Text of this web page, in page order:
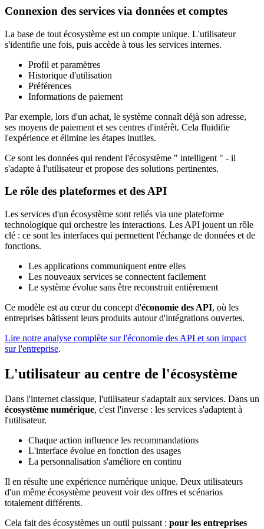
Connexion des services via données et comptes
La base de tout écosystème est un compte unique. L'utilisateur
s'identifie une fois, puis accède à tous les services internes.
Profil et paramètres
Historique d'utilisation
Préférences
Informations de paiement
Par exemple, lors d'un achat, le système connaît déjà son adresse,
ses moyens de paiement et ses centres d'intérêt. Cela fluidifie
l'expérience et élimine les étapes inutiles.
Ce sont les données qui rendent l'écosystème " intelligent " - il
s'adapte à l'utilisateur et propose des solutions pertinentes.
Le rôle des plateformes et des API
Les services d'un écosystème sont reliés via une plateforme
technologique qui orchestre les interactions. Les API jouent un rôle
clé : ce sont les interfaces qui permettent l'échange de données et de
fonctions.
Les applications communiquent entre elles
Les nouveaux services se connectent facilement
Le système évolue sans être reconstruit entièrement
Ce modèle est au cœur du concept d'économie des API, où les
entreprises bâtissent leurs produits autour d'intégrations ouvertes.
Lire notre analyse complète sur l'économie des API et son impact
sur l'entreprise.
L'utilisateur au centre de l'écosystème
Dans l'internet classique, l'utilisateur s'adaptait aux services. Dans un
écosystème numérique, c'est l'inverse : les services s'adaptent à
l'utilisateur.
Chaque action influence les recommandations
L'interface évolue en fonction des usages
La personnalisation s'améliore en continu
Il en résulte une expérience numérique unique. Deux utilisateurs
d'un même écosystème peuvent voir des offres et scénarios
totalement différents.
Cela fait des écosystèmes un outil puissant : pour les entreprises